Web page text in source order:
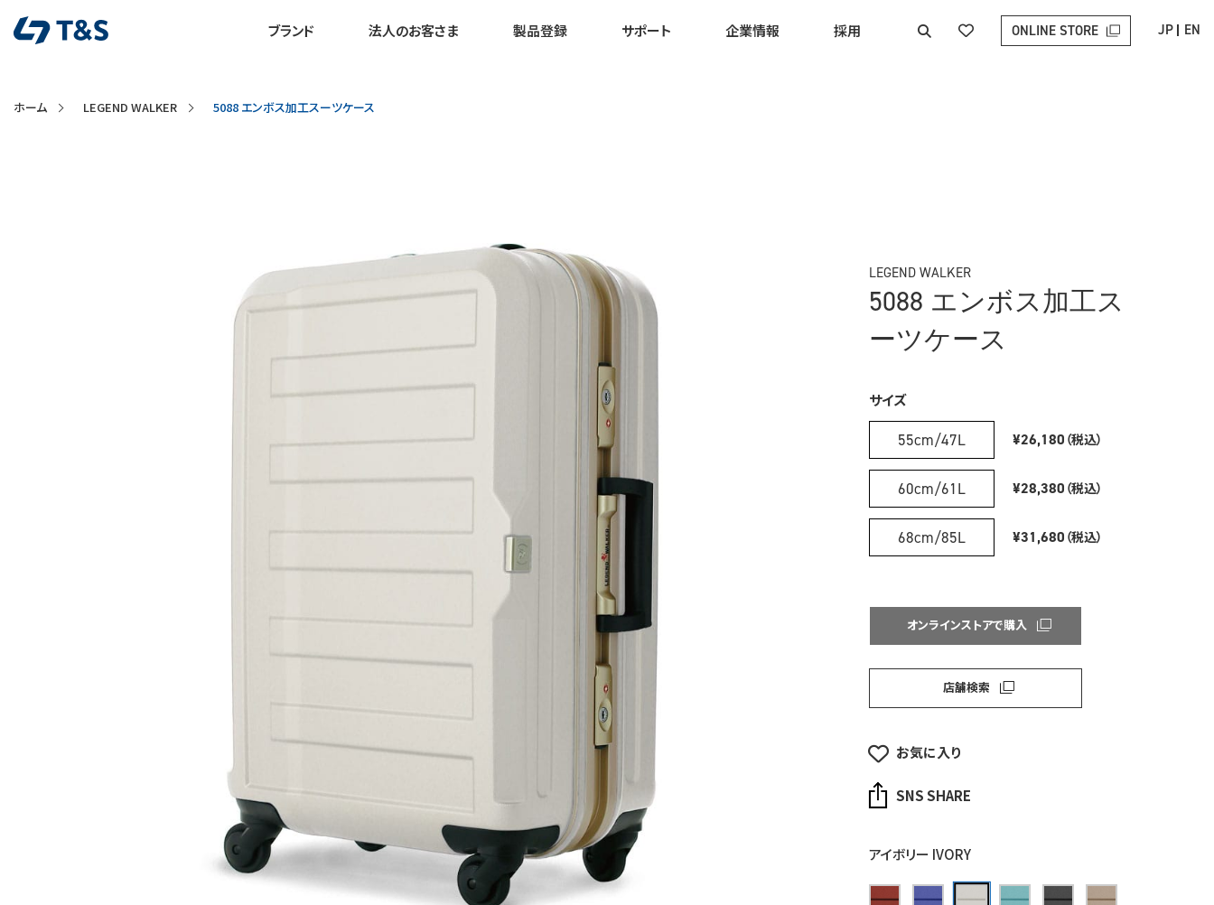
ブランド 法人のお客さま 製品登録 サポート 企業情報 採用 ONLINE STORE JP EN
ホーム LEGEND WALKER 5088 エンボス加工スーツケース
LEGEND WALKER
5088 エンボス加工ス
ーツケース
サイズ
55cm/47L ¥26,180 （税込）
60cm/61L ¥28,380 （税込）
68cm/85L ¥31,680 （税込）
オンラインストアで購入
店舗検索
お気に入り
SNS SHARE
アイボリー IVORY